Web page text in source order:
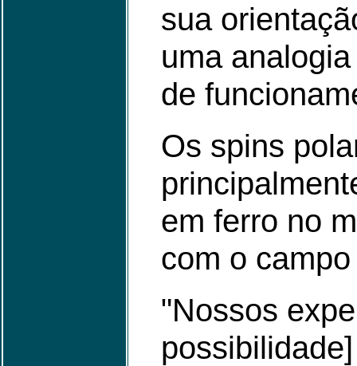
sua
uma
de
Os spins
em ferro no
com o
"Nossos